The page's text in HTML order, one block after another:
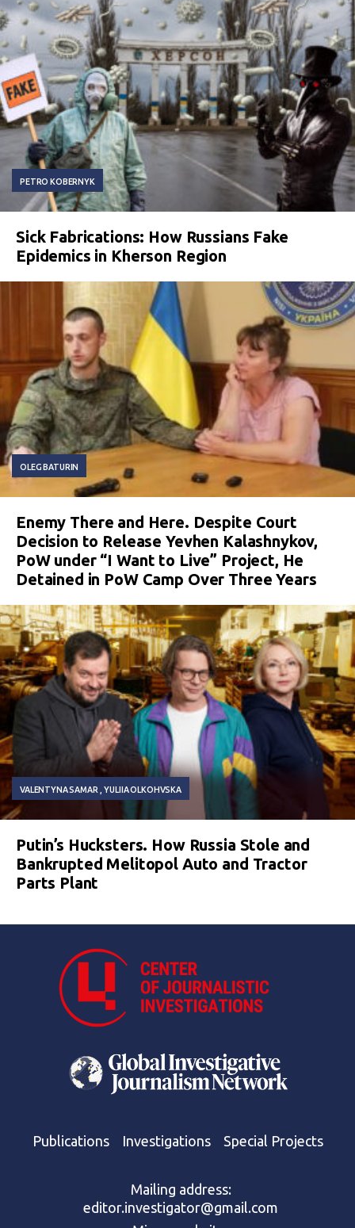
PETRO KOBERNYK
Sick Fabrications: How Russians Fake
Epidemics in Kherson Region
OLEG BATURIN
Enemy There and Here. Despite Court
Decision to Release Yevhen Kalashnykov,
PoW under “I Want to Live” Project, He
Detained in PoW Camp Over Three Years
VALENTYNA SAMAR YULIIA OLKOHVSKA
Putin’s Hucksters. How Russia Stole and
Bankrupted Melitopol Auto and Tractor
Parts Plant
Publications Investigations Special Projects
Mailing address:
editor.investigator@gmail.com